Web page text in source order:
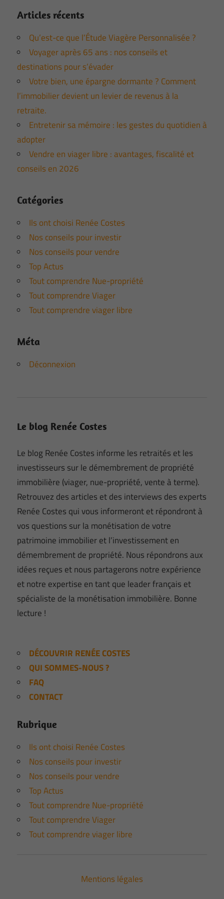
Articles récents
Qu’est-ce que l’Étude Viagère Personnalisée ?
Voyager après 65 ans : nos conseils et
destinations pour s’évader
Votre bien, une épargne dormante ? Comment
l’immobilier devient un levier de revenus à la
retraite.
Entretenir sa mémoire : les gestes du quotidien à
adopter
Vendre en viager libre : avantages, fiscalité et
conseils en 2026
Catégories
Ils ont choisi Renée Costes
Nos conseils pour investir
Nos conseils pour vendre
Top Actus
Tout comprendre Nue-propriété
Tout comprendre Viager
Tout comprendre viager libre
Méta
Déconnexion
Le blog Renée Costes
Le blog Renée Costes informe les retraités et les
investisseurs sur le démembrement de propriété
immobilière (viager, nue-propriété, vente à terme).
Retrouvez des articles et des interviews des experts
Renée Costes qui vous informeront et répondront à
vos questions sur la monétisation de votre
patrimoine immobilier et l’investissement en
démembrement de propriété. Nous répondrons aux
idées reçues et nous partagerons notre expérience
et notre expertise en tant que leader français et
spécialiste de la monétisation immobilière. Bonne
lecture !
DÉCOUVRIR RENÉE COSTES
QUI SOMMES-NOUS ?
FAQ
CONTACT
Rubrique
Ils ont choisi Renée Costes
Nos conseils pour investir
Nos conseils pour vendre
Top Actus
Tout comprendre Nue-propriété
Tout comprendre Viager
Tout comprendre viager libre
Mentions légales